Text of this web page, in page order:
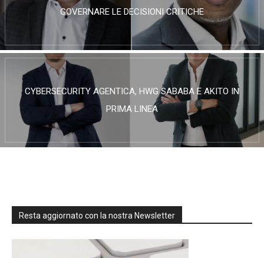
GOVERNARE LE DECISIONI CRITICHE
CYBERSECURITY AGENTICA, HWG SABABA E AKITO IN
PRIMA LINEA
Resta aggiornato con la nostra Newsletter